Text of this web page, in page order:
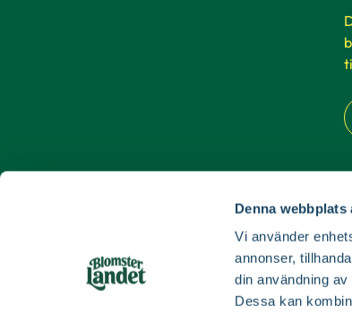
Denna webbplats
Vi använder
annonser,
din användning
Dessa kan